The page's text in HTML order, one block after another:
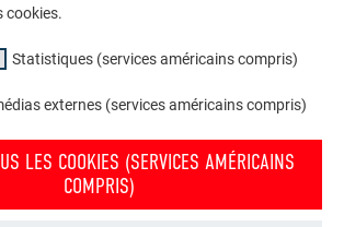
cookies.
Statistiques (services américains compris)
externes (services américains compris)
LES COOKIES (SERVICES AMÉRICAINS
COMPRIS)